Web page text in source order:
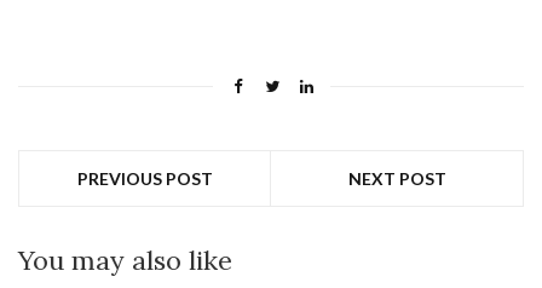
PREVIOUS POST NEXT POST
You may also like